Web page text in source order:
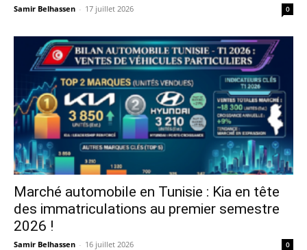
Samir Belhassen - 17 juillet 2026 0
Marché automobile en Tunisie : Kia en tête
des immatriculations au premier semestre
2026 !
Samir Belhassen - 16 juillet 2026 0